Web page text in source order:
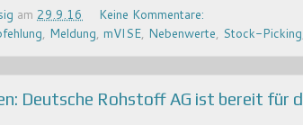
am 29.9.16
Keine Kommentare:
, Meldung, mVISE, Nebenwerte, Stock-Picking
Deutsche Rohstoff AG ist bereit für